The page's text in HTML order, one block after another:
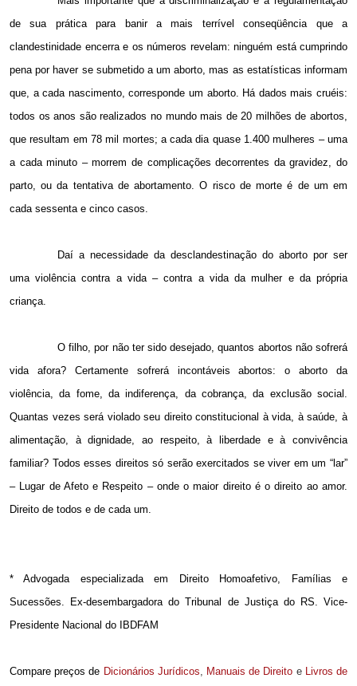
de sua prática para banir a mais terrível conseqüência que a
clandestinidade encerra e os números revelam: ninguém está cumprindo
pena por haver se submetido a um aborto, mas as estatísticas informam
que, a cada nascimento, corresponde um aborto. Há dados mais cruéis:
todos os anos são realizados no mundo mais de 20 milhões de abortos,
que resultam em 78 mil mortes; a cada dia quase 1.400 mulheres – uma
a cada minuto – morrem de complicações decorrentes da gravidez, do
parto, ou da tentativa de abortamento. O risco de morte é de um em
cada sessenta e cinco casos.
Daí a necessidade da desclandestinação do aborto por ser
uma violência contra a vida – contra a vida da mulher e da própria
criança.
O filho, por não ter sido desejado, quantos abortos não sofrerá
vida afora? Certamente sofrerá incontáveis abortos: o aborto da
violência, da fome, da indiferença, da cobrança, da exclusão social.
Quantas vezes será violado seu direito constitucional à vida, à saúde, à
alimentação, à dignidade, ao respeito, à liberdade e à convivência
familiar? Todos esses direitos só serão exercitados se viver em um “lar”
– Lugar de Afeto e Respeito – onde o maior direito é o direito ao amor.
Direito de todos e de cada um.
* Advogada especializada em Direito Homoafetivo, Famílias e
Sucessões. Ex-desembargadora do Tribunal de Justiça do RS. Vice-
Presidente Nacional do IBDFAM
Compare preços de Dicionários Jurídicos, Manuais de Direito e Livros de